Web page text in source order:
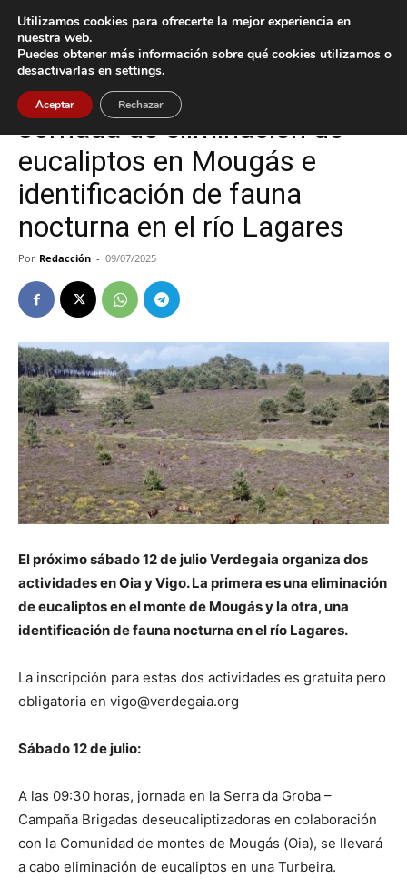
Inicio Cultura / Ocio
Cultura / Ocio Vigo
Jornada de eliminación de
eucaliptos en Mougás e
identificación de fauna
nocturna en el río Lagares
Por Redacción - 09/07/2025
El próximo sábado 12 de julio Verdegaia organiza dos
actividades en Oia y Vigo. La primera es una eliminación
de eucaliptos en el monte de Mougás y la otra, una
identificación de fauna nocturna en el río Lagares.
La inscripción para estas dos actividades es gratuita pero
obligatoria en vigo@verdegaia.org
Sábado 12 de julio:
A las 09:30 horas, jornada en la Serra da Groba –
Campaña Brigadas deseucaliptizadoras en colaboración
con la Comunidad de montes de Mougás (Oia), se llevará
a cabo eliminación de eucaliptos en una Turbeira.
Utilizamos cookies para ofrecerte la mejor experiencia en
nuestra web.
Puedes obtener más información sobre qué cookies utilizamos o
desactivarlas en settings.
Aceptar Rechazar